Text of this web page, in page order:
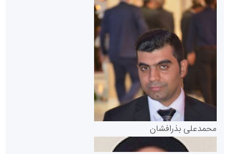
پایگاه خبری گفتمان یزد
سازمان بورس و اوراق بهادار
مرجع اخبار موثق در بازارسرمایه
محمدعلی بذرافشان